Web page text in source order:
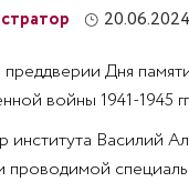
20.06.2024
Дня
войны 1941-1945 гг.
Василий
проводимой